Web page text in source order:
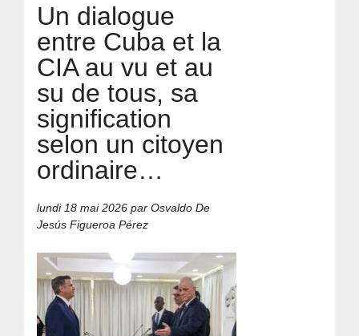
Un dialogue
entre Cuba et la
CIA au vu et au
su de tous, sa
signification
selon un citoyen
ordinaire…
lundi 18 mai 2026 par Osvaldo De
Jesús Figueroa Pérez